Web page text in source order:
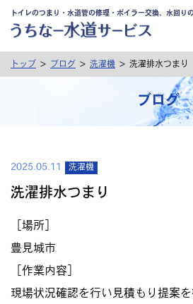
トイレのつまり・水道管の修理・ボイラー交換、水回り
トップ > ブログ > 洗濯機 > 洗濯排水つまり
ブログ
2025.05.11 洗濯機
洗濯排水つまり
［場所］
豊見城市
［作業内容］
現場状況確認を行い見積もり提案